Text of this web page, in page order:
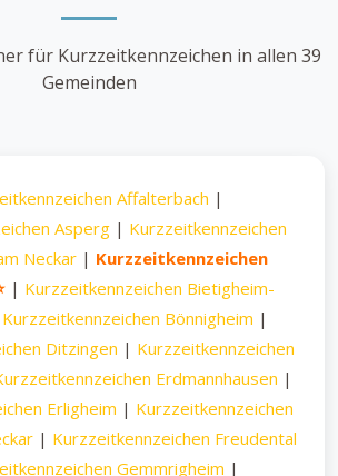
für Kurzzeitkennzeichen in allen 39
Gemeinden
Affalterbach |
Asperg| Kurzzeitkennzeichen
Neckar| Kurzzeitkennzeichen
| Kurzzeitkennzeichen Bietigheim-
Kurzzeitkennzeichen Bönnigheim |
Ditzingen | Kurzzeitkennzeichen
Erdmannhausen |
Erligheim | Kurzzeitkennzeichen
| Kurzzeitkennzeichen Freudental
Gemmrigheim |